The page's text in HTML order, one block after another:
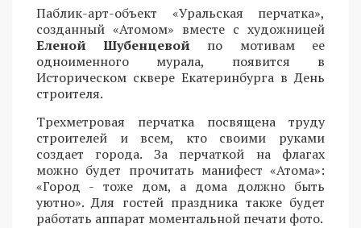
Паблик-арт-объект «Уральская перчатка»,
созданный «Атомом» вместе с художницей
Еленой Шубенцевой по мотивам ее
одноименного мурала, появится в
Историческом сквере Екатеринбурга в День
строителя.
Трехметровая перчатка посвящена труду
строителей и всем, кто своими руками
создает города. За перчаткой на флагах
можно будет прочитать манифест «Атома»:
«Город - тоже дом, а дома должно быть
уютно». Для гостей праздника также будет
работать аппарат моментальной печати фото.